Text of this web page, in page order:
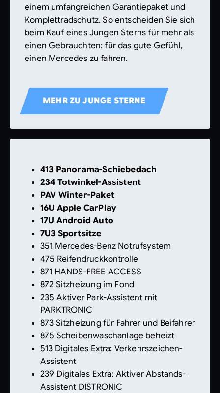
einem umfangreichen Garantiepaket und
Komplettradschutz. So entscheiden Sie sich
beim Kauf eines Jungen Sterns für mehr als
einen Gebrauchten: für das gute Gefühl,
einen Mercedes zu fahren.
MEHR ZU JUNGE STERNE
413 Panorama-Schiebedach
234 Totwinkel-Assistent
PAV Winter-Paket
16U Apple CarPlay
17U Android Auto
7U3 Sportsitze
351 Mercedes-Benz Notrufsystem
475 Reifendruckkontrolle
871 HANDS-FREE ACCESS
872 Sitzheizung im Fond
235 Aktiver Park-Assistent mit
PARKTRONIC
873 Sitzheizung für Fahrer und Beifahrer
875 Scheibenwaschanlage beheizt
513 Digitales Extra: Verkehrszeichen-
Assistent
239 Digitales Extra: Aktiver Abstands-
Assistent DISTRONIC